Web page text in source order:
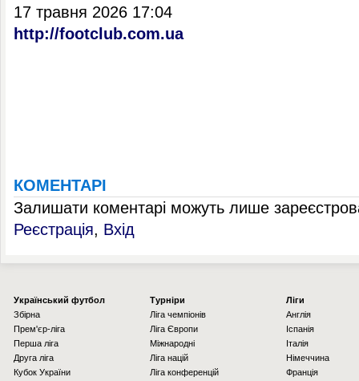
17 травня 2026 17:04
http://footclub.com.ua
КОМЕНТАРІ
Залишати коментарі можуть лише
Реєстрація, Вхід
Українcький футбол
Збірна
Прем'єр-ліга
Перша ліга
Друга ліга
Кубок України
Турніри
Ліга чемпіонів
Ліга Європи
Міжнародні
Ліга націй
Ліга конференцій
Ліги
Англія
Іспанія
Італія
Німеччина
Франція